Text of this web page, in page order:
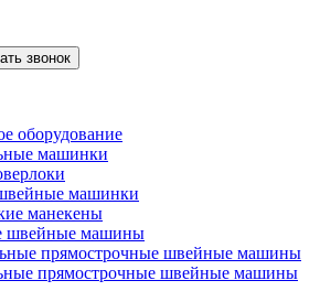
звонок
оборудование
машинки
машинки
манекены
швейные машины
прямострочные швейные машины
прямострочные швейные машины